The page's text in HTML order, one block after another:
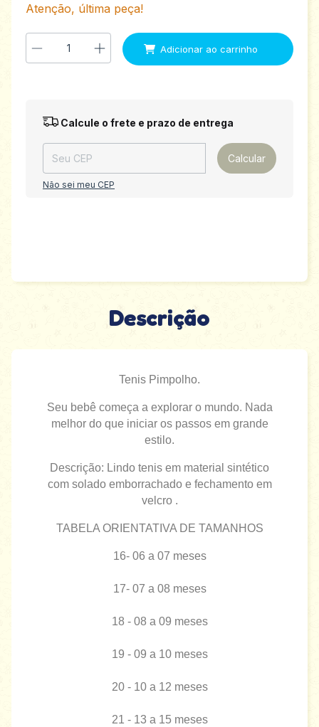
Atenção, última peça!
Entregas para o CEP: Alterar CEP
Calcule o frete e prazo de entrega
Calcular
Não sei meu CEP
Descrição
Tenis Pimpolho.
Seu bebê começa a explorar o mundo. Nada
melhor do que iniciar os passos em grande
estilo.
Descrição: Lindo tenis em material sintético
com solado emborrachado e fechamento em
velcro .
TABELA ORIENTATIVA DE TAMANHOS
16- 06 a 07 meses
17- 07 a 08 meses
18 - 08 a 09 meses
19 - 09 a 10 meses
20 - 10 a 12 meses
21 - 13 a 15 meses